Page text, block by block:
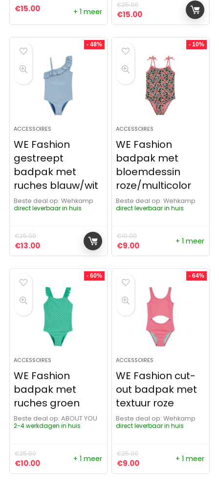
€15.00 + 1 meer
€25.00
Oorspronkelijke prijs was:
€15.00Huidige prijs is:
- 48%
ACCESSOIRES
WE Fashion
gestreept
badpak met
ruches blauw/wit
Beste deal op:
Wehkamp
direct leverbaar in huis
€25.00
Oorspronkelijke prijs was: €25.00.
€13.00Huidige prijs is: €13.00.
- 10%
ACCESSOIRES
WE Fashion
badpak met
bloemdessin
roze/multicolor
Beste deal op:
Wehkamp
direct leverbaar in huis
€10.00
Oorspronkelijke prijs was:
€9.00Huidige prijs is:
+ 1 meer
- 60%
ACCESSOIRES
WE Fashion
badpak met
ruches groen
Beste deal op:
ABOUT YOU
2-4 werkdagen in huis
€25.00
Oorspronkelijke prijs was: €25.00.
€10.00Huidige prijs is: €10.00.
+ 1 meer
- 64%
ACCESSOIRES
WE Fashion cut-
out badpak met
textuur roze
Beste deal op:
Wehkamp
direct leverbaar in huis
€25.00
Oorspronkelijke prijs was:
€9.00Huidige prijs is:
+ 1 meer